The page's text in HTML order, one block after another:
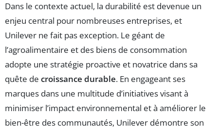
Dans le contexte actuel, la durabilité est devenue un
enjeu central pour nombreuses entreprises, et
Unilever ne fait pas exception. Le géant de
l’agroalimentaire et des biens de consommation
adopte une stratégie proactive et novatrice dans sa
quête de croissance durable. En engageant ses
marques dans une multitude d’initiatives visant à
minimiser l’impact environnemental et à améliorer le
bien-être des communautés, Unilever démontre son